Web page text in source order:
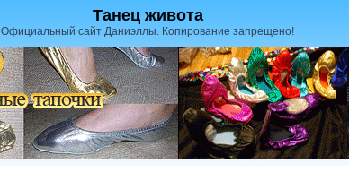
Танец живота
Официальный сайт Даниэллы. Копирование запрещено!